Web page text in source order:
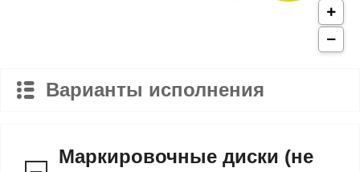
Варианты исполнения
Маркировочные диски (не